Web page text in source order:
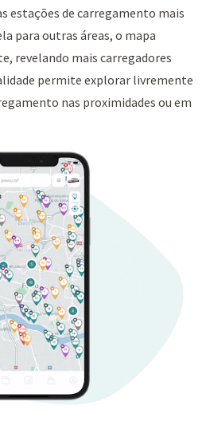
estações de carregamento mais
para outras áreas, o mapa
revelando mais carregadores
permite explorar livremente
nas proximidades ou em